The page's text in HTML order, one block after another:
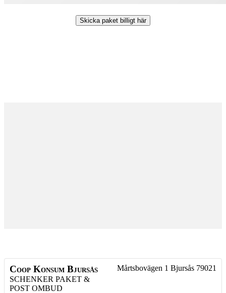
Skicka paket billigt här
Coop Konsum Bjursås
SCHENKER PAKET &
POST OMBUD
Mårtsbovägen 1 Bjursås 79021